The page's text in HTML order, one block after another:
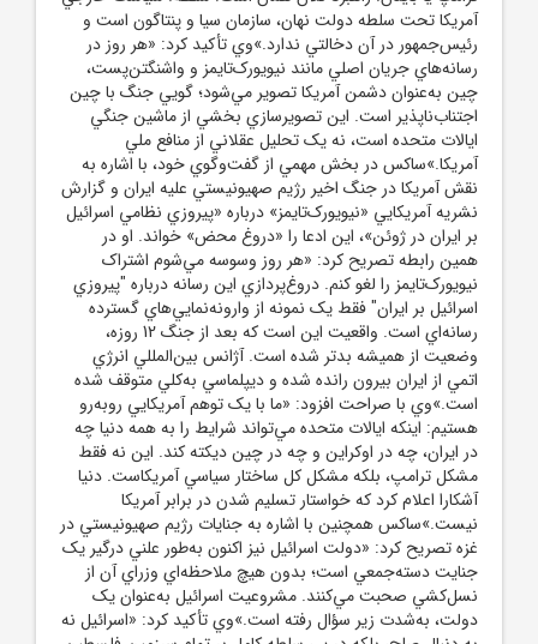
آمريکا تحت سلطه دولت نهان، سازمان سيا و پنتاگون است و
رئيس‌جمهور در آن دخالتي ندارد.»وي تأکيد کرد: «هر روز در
رسانه‌هاي جريان اصلي مانند نيويورک‌تايمز و واشنگتن‌پست،
چين به‌عنوان دشمن آمريکا تصوير مي‌شود؛ گويي جنگ با چين
اجتناب‌ناپذير است. اين تصويرسازي بخشي از ماشين جنگي
ايالات متحده است، نه يک تحليل عقلاني از منافع ملي
آمريکا.»ساکس در بخش مهمي از گفت‌وگوي خود، با اشاره به
نقش آمريکا در جنگ اخير رژيم صهيونيستي عليه ايران و گزارش
نشريه آمريکايي «نيويورک‌تايمز» درباره «پيروزي نظامي اسرائيل
بر ايران در ژوئن»، اين ادعا را «دروغ محض» خواند. او در
همين رابطه تصريح کرد: «هر روز وسوسه مي‌شوم اشتراک
نيويورک‌تايمز را لغو کنم. دروغ‌پردازي اين رسانه درباره "پيروزي
اسرائيل بر ايران" فقط يک نمونه از وارونه‌نمايي‌هاي گسترده
رسانه‌اي است. واقعيت اين است که بعد از جنگ 12 روزه،
وضعيت از هميشه بدتر شده است. آژانس بين‌المللي انرژي
اتمي از ايران بيرون رانده شده و ديپلماسي به‌کلي متوقف شده
است.»وي با صراحت افزود: «ما با يک توهم آمريکايي روبه‌رو
هستيم: اينکه ايالات متحده مي‌تواند شرايط را به همه دنيا چه
در ايران، چه در اوکراين و چه در چين ديکته کند. اين نه فقط
مشکل ترامپ، بلکه مشکل کل ساختار سياسي آمريکاست. دنيا
آشکارا اعلام کرد که خواستار تسليم شدن در برابر آمريکا
نيست.»ساکس همچنين با اشاره به جنايات رژيم صهيونيستي در
غزه تصريح کرد: «دولت اسرائيل نيز اکنون به‌طور علني درگير يک
جنايت دسته‌جمعي است؛ بدون هيچ ملاحظه‌اي وزراي آن از
نسل‌کشي صحبت مي‌کنند. مشروعيت اسرائيل به‌عنوان يک
دولت، به‌شدت زير سؤال رفته است.»وي تأکيد کرد: «اسرائيل نه